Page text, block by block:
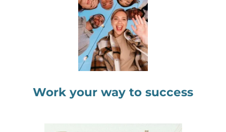
Work your way to success